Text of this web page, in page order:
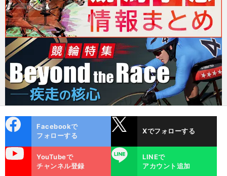
ok
Facebookで
フォローする
Xでフォローする
YouTubeで
チャンネル登録
LINE
LINEで
アカウント追加